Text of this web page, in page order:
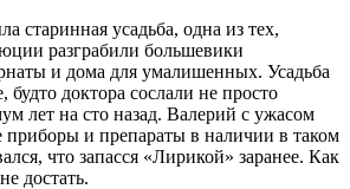
старинная усадьба, одна из тех,
разграбили большевики
и дома для умалишенных. Усадьба
доктора сослали не просто
лет на сто назад. Валерий с ужасом
приборы и препараты в наличии в таком
что запасся «Лирикой» заранее. Как
достать.